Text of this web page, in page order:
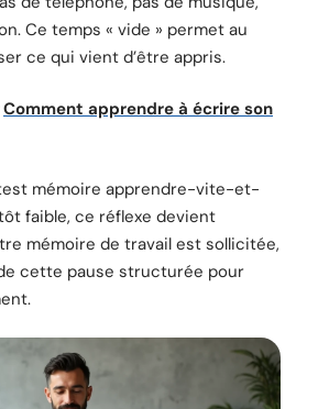
Ce temps « vide » permet au
ce qui vient d’être appris.
Comment apprendre à écrire son
mémoire apprendre-vite-et-
faible, ce réflexe devient
mémoire de travail est sollicitée,
cette pause structurée pour